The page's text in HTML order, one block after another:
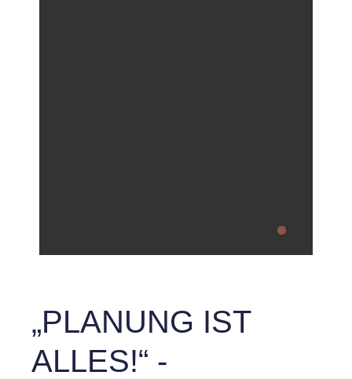
„PLANUNG IST
ALLES!“ -